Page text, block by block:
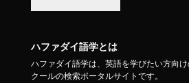
ハファダイ語学とは
ハファダイ語学は、英語を学びたい方向
クールの検索ポータルサイトです。